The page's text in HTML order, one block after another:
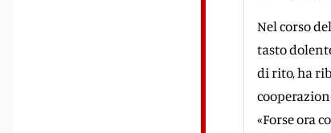
Nel corso
tasto
di rito, ha
«Forse ora